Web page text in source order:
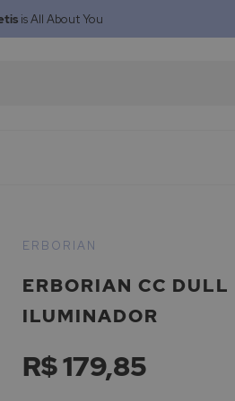
is All About You
ERBORIAN CC DULL
ILUMINADOR
ERBORIAN
R$ 179,85